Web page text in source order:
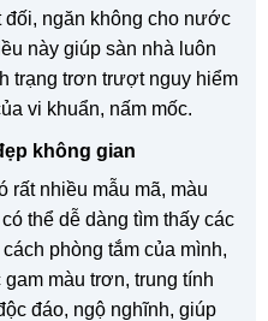
ngăn không cho nước
này giúp sàn nhà luôn
trạng trơn trượt nguy hiểm
vi khuẩn, nấm mốc.
không gian
rất nhiều mẫu mã, màu
thể dễ dàng tìm thấy các
phòng tắm của mình,
màu trơn, trung tính
đáo, ngộ nghĩnh, giúp